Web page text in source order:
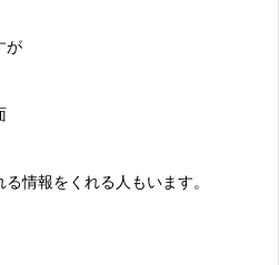
が
情報をくれる人もいます。